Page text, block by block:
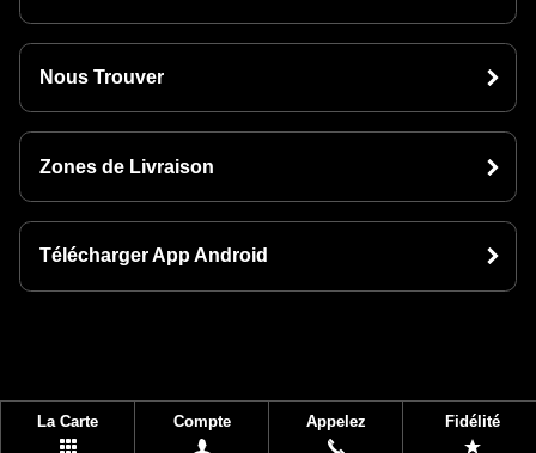
Nous Trouver
Zones de Livraison
Télécharger App Android
La Carte Compte Appelez Fidélité